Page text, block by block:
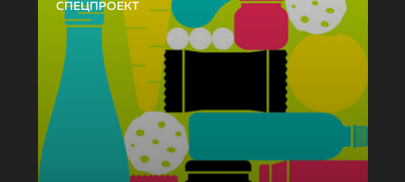
СПЕЦПРОЕКТ